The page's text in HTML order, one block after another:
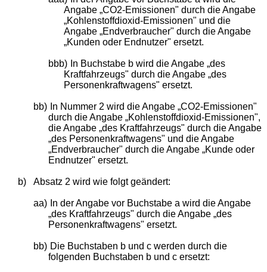
Angabe „CO2-Emissionen" durch die Angabe
„Kohlenstoffdioxid-Emissionen" und die
Angabe „Endverbraucher" durch die Angabe
„Kunden oder Endnutzer" ersetzt.
bbb) In Buchstabe b wird die Angabe „des
Kraftfahrzeugs" durch die Angabe „des
Personenkraftwagens" ersetzt.
bb)
In Nummer 2 wird die Angabe „CO2-Emissionen"
durch die Angabe „Kohlenstoffdioxid-Emissionen",
die Angabe „des Kraftfahrzeugs" durch die Angabe
„des Personenkraftwagens" und die Angabe
„Endverbraucher" durch die Angabe „Kunde oder
Endnutzer" ersetzt.
b) Absatz 2 wird wie folgt geändert:
aa)
In der Angabe vor Buchstabe a wird die Angabe
„des Kraftfahrzeugs" durch die Angabe „des
Personenkraftwagens" ersetzt.
bb) Die Buchstaben b und c werden durch die
folgenden Buchstaben b und c ersetzt: